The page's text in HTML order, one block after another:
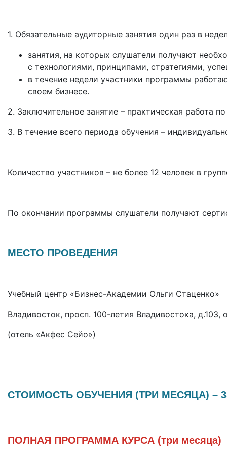
1. Обязательные аудиторные занятия один раз в
занятия, на которых слушатели получают
с технологиями, принципами, стратегиями,
в течение недели участники программы
своем бизнесе.
2. Заключительное занятие – практическая работа
3. В течение всего периода обучения –
Количество участников – не более 12 человек в
По окончании программы слушатели получают
МЕСТО ПРОВЕДЕНИЯ
Учебный центр «Бизнес-Академии Ольги Стаценко»
Владивосток, просп. 100-летия Владивостока, д.103,
(отель «Акфес Сейо»)
СТОИМОСТЬ ОБУЧЕНИЯ (ТРИ МЕСЯЦА) –
ПОЛНАЯ ПРОГРАММА КУРСА (три месяца)